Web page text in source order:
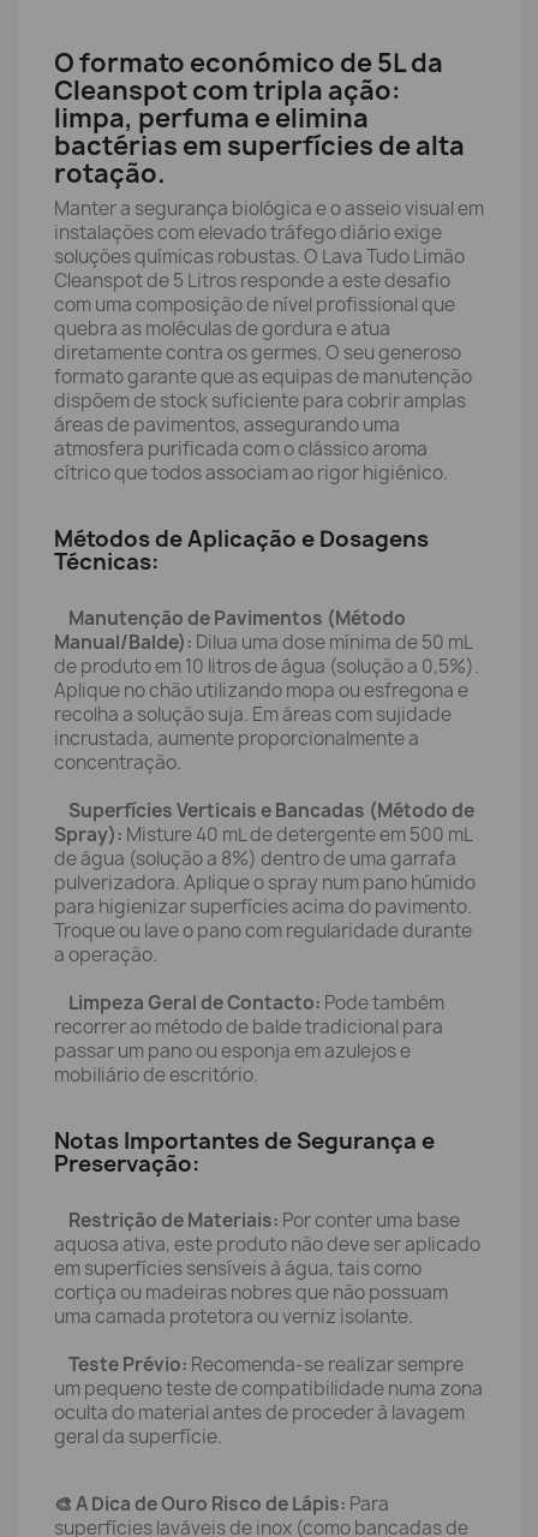
O formato económico de 5L da
Cleanspot com tripla ação:
limpa, perfuma e elimina
bactérias em superfícies de alta
rotação.
Manter a segurança biológica e o asseio visual em
instalações com elevado tráfego diário exige
soluções químicas robustas. O Lava Tudo Limão
Cleanspot de 5 Litros responde a este desafio
com uma composição de nível profissional que
quebra as moléculas de gordura e atua
diretamente contra os germes. O seu generoso
formato garante que as equipas de manutenção
dispõem de stock suficiente para cobrir amplas
áreas de pavimentos, assegurando uma
atmosfera purificada com o clássico aroma
cítrico que todos associam ao rigor higiénico.
Métodos de Aplicação e Dosagens
Técnicas:
Manutenção de Pavimentos (Método
Manual/Balde): Dilua uma dose mínima de 50 mL
de produto em 10 litros de água (solução a 0,5%).
Aplique no chão utilizando mopa ou esfregona e
recolha a solução suja. Em áreas com sujidade
incrustada, aumente proporcionalmente a
concentração.
Superfícies Verticais e Bancadas (Método de
Spray): Misture 40 mL de detergente em 500 mL
de água (solução a 8%) dentro de uma garrafa
pulverizadora. Aplique o spray num pano húmido
para higienizar superfícies acima do pavimento.
Troque ou lave o pano com regularidade durante
a operação.
Limpeza Geral de Contacto: Pode também
recorrer ao método de balde tradicional para
passar um pano ou esponja em azulejos e
mobiliário de escritório.
Notas Importantes de Segurança e
Preservação:
Restrição de Materiais: Por conter uma base
aquosa ativa, este produto não deve ser aplicado
em superfícies sensíveis à água, tais como
cortiça ou madeiras nobres que não possuam
uma camada protetora ou verniz isolante.
Teste Prévio: Recomenda-se realizar sempre
um pequeno teste de compatibilidade numa zona
oculta do material antes de proceder à lavagem
geral da superfície.
🎨 A Dica de Ouro Risco de Lápis: Para
superfícies laváveis de inox (como bancadas de